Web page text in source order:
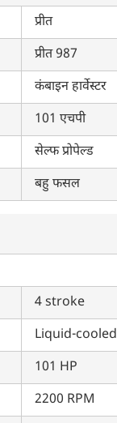
प्रीत
प्रीत 987
कंबाइन हार्वेस्टर
101 एचपी
सेल्फ प्रोपेल्ड
बहु फसल
4 stroke
Liquid-cooled
101 HP
2200 RPM